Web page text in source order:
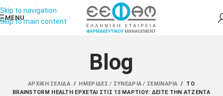
Skip to navigation
Skip to main content
MENU
Blog
ΑΡΧΙΚΉ ΣΕΛΊΔΑ / ΗΜΕΡΊΔΕΣ / ΣΥΝΈΔΡΙΑ / ΣΕΜΙΝΆΡΙΑ /
ΤΟ
BRAINSTORM HEALTH ΈΡΧΕΤΑΙ ΣΤΙΣ 13 ΜΑΡΤΊΟΥ: ΔΕΊΤΕ ΤΗΝ ΑΤΖΈΝΤΑ